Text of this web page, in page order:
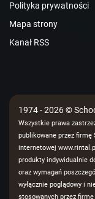
Polityka prywatności
Mapa strony
Kanał RSS
1974 - 2026 ©
Wszystkie prawa
publikowane przez firmę
internetowej
produkty indywidualnie
oraz wymagań
wyłącznie poglądowy i
stosowanych przez